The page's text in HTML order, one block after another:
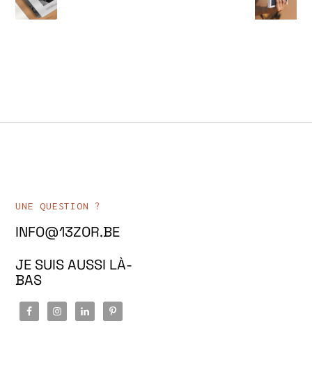
UNE QUESTION ?
INFO@13ZOR.BE
JE SUIS AUSSI LÀ-
BAS